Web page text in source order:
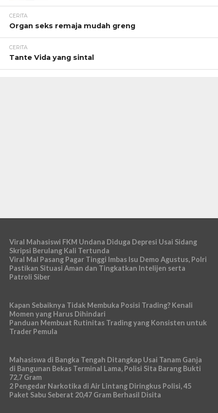
CERITA
Organ seks remaja mudah greng
CERITA
Tante Vida yang sintal
Viral Mahasiswi FKM Undana Diduga Depresi Usai Sidang
Skripsi Berulang Kali Tertunda
Viral Mal Pasang Pagar Tinggi Imbas Isu Demo Agustus, Polri
Pastikan Situasi Aman dan Tingkatkan Intelijen serta
Patroli Siber
Kapan Sebaiknya Tidak Membuka Posisi Trading? Kenali
Momen yang Harus Dihindari
Panduan Membuat Rutinitas Trading yang Konsisten untuk
Trader Pemula
Mahasiswa di Bangka Tengah Ditangkap Usai Tanam Ganja
di Bangunan Bekas Terminal Lama, Polisi Sita Barang Bukti
72,7 Gram
2 Pengedar Narkotika di Air Lintang Diringkus Polisi, 45
Paket Sabu Seberat 20,47 Gram Berhasil Disita